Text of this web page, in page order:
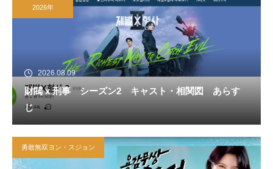
2026年
2026.08.09
財閥 x 刑事 シーズン2 キャスト・相関図 あらす
じ
勇敢無双ヨン・スジョン